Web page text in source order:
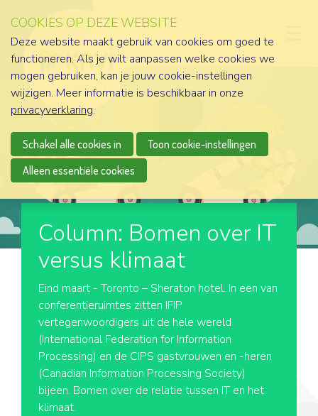
Column: Bomen over IT
versus klimaat
Eind maart - Toronto – Sheraton hotel. In een van
conferentieruimtes zitten IFIP
vertegenwoordigers uit de hele wereld
(International Federation for Information
Processing) en de CIPS gastvrouwen en -heren
(Canadian Information Processing Society)
bijeen. Bomen over de relatie tussen IT en het
klimaat.
COOKIES OP DEZE WEBSITE
Deze website maakt gebruik van cookies om goed te
functioneren. Als je wilt aanpassen welke cookies we
mogen gebruiken, kan je jouw cookie-instellingen
wijzigen. Meer informatie is beschikbaar in onze
privacyverklaring.
Schakel alle cookies in
Toon cookie-instellingen
Alleen essentiële cookies